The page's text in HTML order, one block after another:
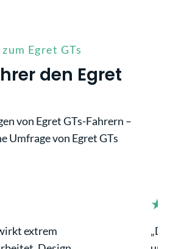
Egret GTs
den Egret
von Egret GTs-Fahrern –
Umfrage von Egret GTs
extrem